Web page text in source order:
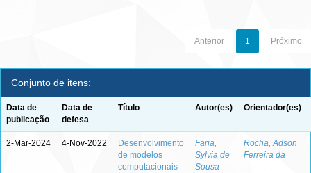
Anterior 1 Próximo
Conjunto de itens:
Data de
publicação
Data de
defesa
Título Autor(es) Orientador(es)
2-Mar-2024 4-Nov-2022
Desenvolvimento
de modelos
computacionais
Faria,
Sylvia de
Sousa
Rocha, Adson
Ferreira da